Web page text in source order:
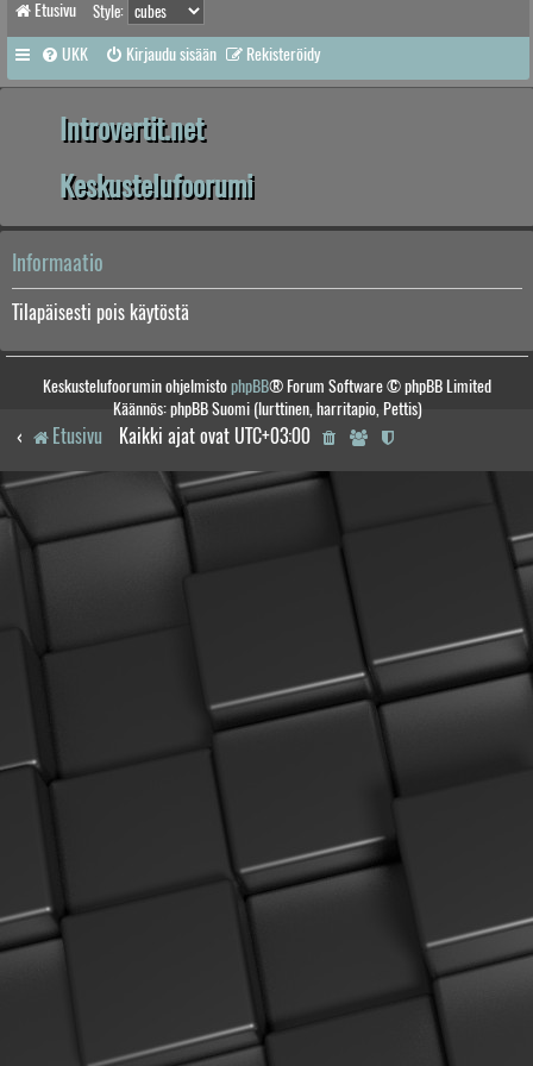
Etusivu Style:
UKK Kirjaudu sisään Rekisteröidy
Introvertit.net
Keskustelufoorumi
Informaatio
Tilapäisesti pois käytöstä
Keskustelufoorumin ohjelmistophpBB® Forum Software © phpBB Limited
Käännös: phpBB Suomi (lurttinen, harritapio, Pettis)
Etusivu Kaikki ajat ovat UTC+03:00